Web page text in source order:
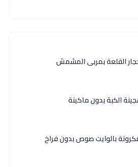
القلعة بمربى المشمش
الكبة بدون ماكينة
بالوايت صوص بدون فراخ